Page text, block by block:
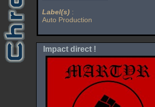
Label(s) :
Auto Production
Impact direct !